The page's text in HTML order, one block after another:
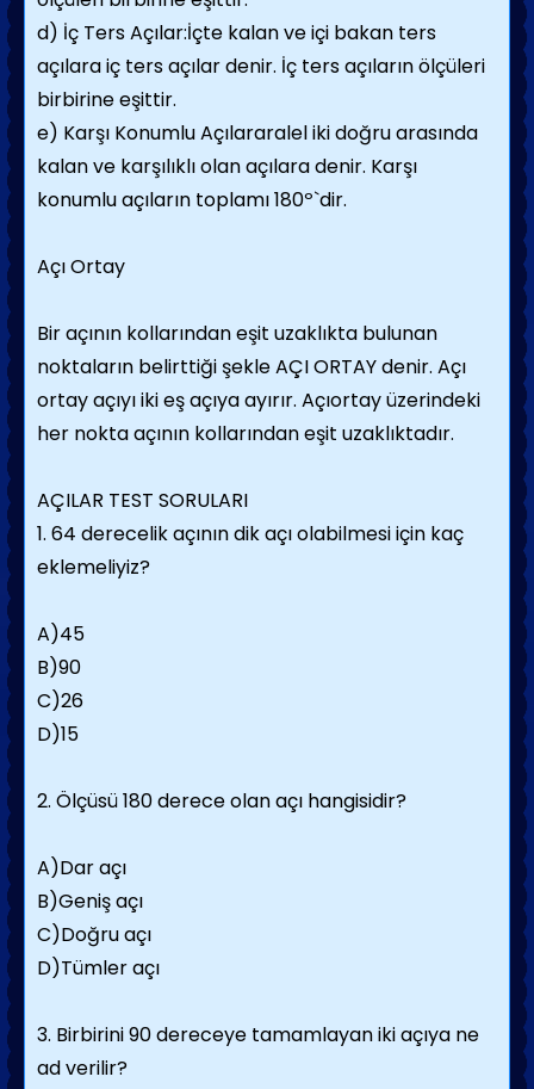
d) İç Ters Açılar:İçte kalan ve içi bakan ters
açılara iç ters açılar denir. İç ters açıların ölçüleri
birbirine eşittir.
e) Karşı Konumlu Açılararalel iki doğru arasında
kalan ve karşılıklı olan açılara denir. Karşı
konumlu açıların toplamı 180º`dir.
Açı Ortay
Bir açının kollarından eşit uzaklıkta bulunan
noktaların belirttiği şekle AÇI ORTAY denir. Açı
ortay açıyı iki eş açıya ayırır. Açıortay üzerindeki
her nokta açının kollarından eşit uzaklıktadır.
AÇILAR TEST SORULARI
1. 64 derecelik açının dik açı olabilmesi için kaç
eklemeliyiz?
A)45
B)90
C)26
D)15
2. Ölçüsü 180 derece olan açı hangisidir?
A)Dar açı
B)Geniş açı
C)Doğru açı
D)Tümler açı
3. Birbirini 90 dereceye tamamlayan iki açıya ne
ad verilir?